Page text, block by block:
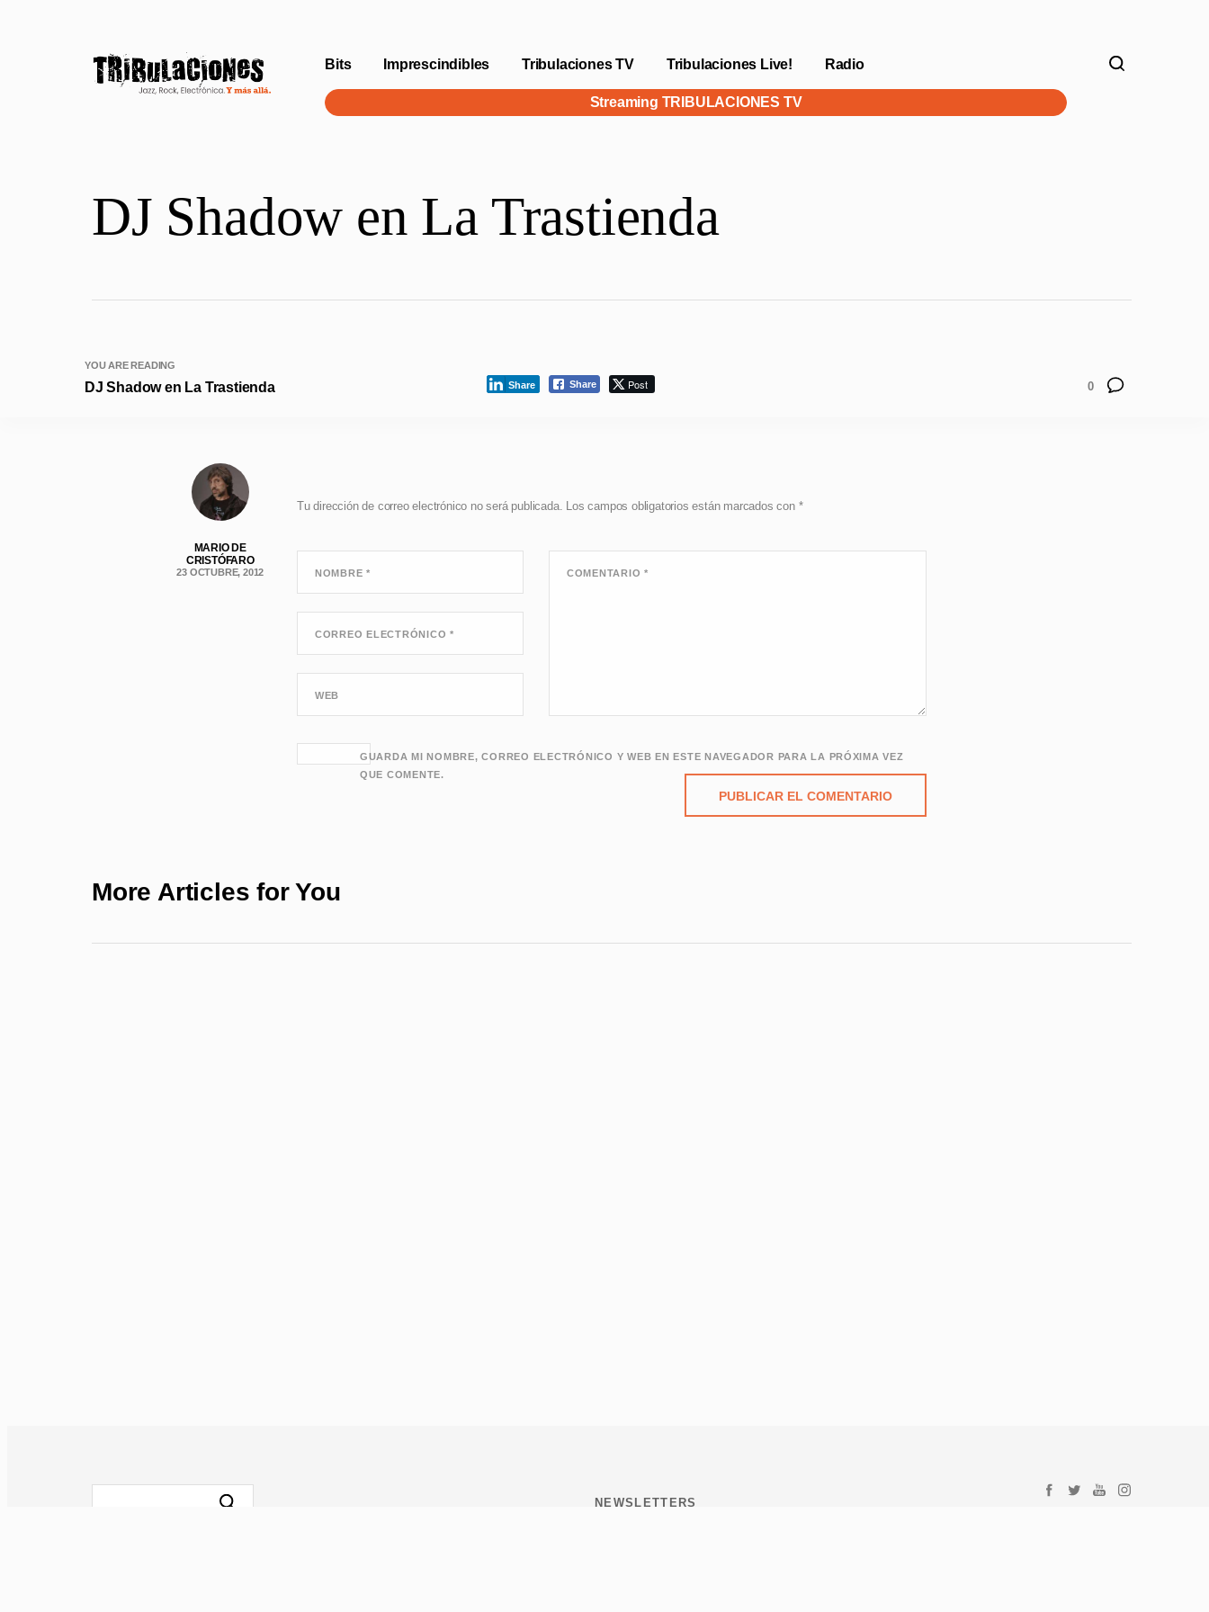
Bits Imprescindibles Tribulaciones TV Tribulaciones Live! Radio
Streaming TRIBULACIONES TV
DJ Shadow en La Trastienda
YOU ARE READING
DJ Shadow en La Trastienda Share Post
Share 0
MARIO DE
CRISTÓFARO
23 OCTUBRE, 2012
Tu dirección de correo electrónico no será publicada. Los campos obligatorios están marcados con *
COMENTARIO*
NOMBRE*
CORREO ELECTRÓNICO*
WEB
GUARDA MI NOMBRE, CORREO ELECTRÓNICO Y WEB EN ESTE NAVEGADOR PARA LA PRÓXIMA VEZ
QUE COMENTE.
More Articles for You
NEWSLETTERS